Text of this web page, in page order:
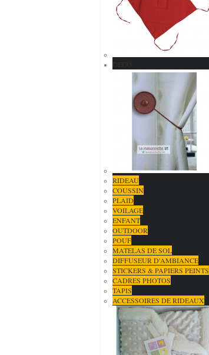
RIDEAU
COUSSIN
PLAID
VOILAGE
ENFANT
OUTDOOR
POUF
MATELAS DE SOL
DIFFUSEUR D'AMBIANCE
STICKERS & PAPIERS PEINTS
CADRES PHOTOS
TAPIS
ACCESSOIRES DE RIDEAUX